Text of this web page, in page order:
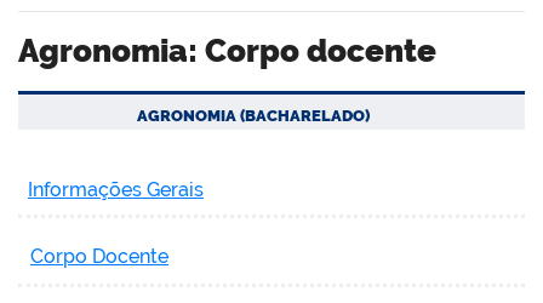
Agronomia: Corpo docente
AGRONOMIA (BACHARELADO)
Informações Gerais
Corpo Docente